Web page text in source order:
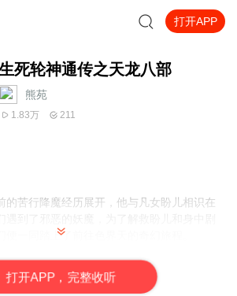
打开APP
死轮神通传之天龙八部
熊苑
1.83万 211
的苦行降魔经历展开，他与凡女盼儿相识在
便一同踏上了前往色界天的奇幻旅程。
与光明，让黑暗统治大地。
角逐，正是人心中善与恶的对决。人性的贪
打开APP，完整收听